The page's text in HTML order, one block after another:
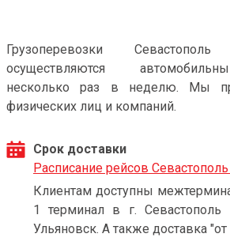
Грузоперевозки
осуществляются
несколько раз в неделю. Мы
физических лиц и компаний.
Срок доставки
Расписание рейсов
Клиентам доступны
1 терминал в г.
Ульяновск. А также доставка